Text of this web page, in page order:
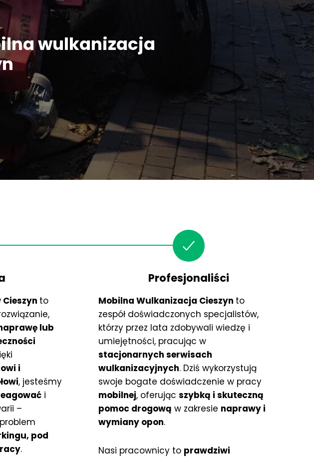
wulkanizacja
Mobilna Wulkanizacja Cieszyn to
zespół doświadczonych specjalistów,
którzy przez lata zdobywali wiedzę i
umiejętności, pracując w
stacjonarnych serwisach
wulkanizacyjnych. Dziś wykorzystują
swoje bogate doświadczenie w pracy
mobilnej, oferując szybką i skuteczną
pomoc drogową w zakresie naprawy i
wymiany opon.
Nasi pracownicy to prawdziwi
Profesjonaliści
to
lub
i
, jesteśmy
i
–
pod
.